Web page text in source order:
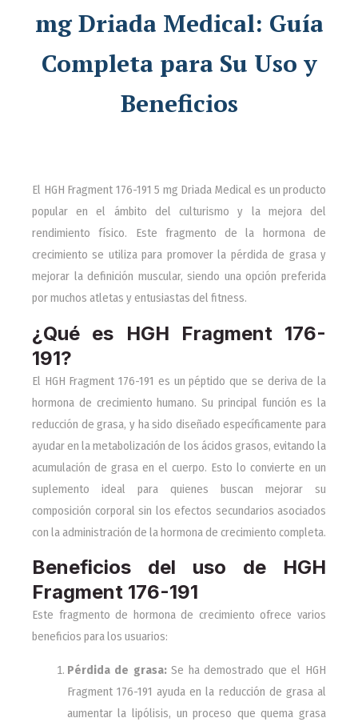
mg Driada Medical: Guía
Completa para Su Uso y
Beneficios
El HGH Fragment 176-191 5 mg Driada Medical es un producto
popular en el ámbito del culturismo y la mejora del
rendimiento físico. Este fragmento de la hormona de
crecimiento se utiliza para promover la pérdida de grasa y
mejorar la definición muscular, siendo una opción preferida
por muchos atletas y entusiastas del fitness.
¿Qué es HGH Fragment 176-
191?
El HGH Fragment 176-191 es un péptido que se deriva de la
hormona de crecimiento humano. Su principal función es la
reducción de grasa, y ha sido diseñado específicamente para
ayudar en la metabolización de los ácidos grasos, evitando la
acumulación de grasa en el cuerpo. Esto lo convierte en un
suplemento ideal para quienes buscan mejorar su
composición corporal sin los efectos secundarios asociados
con la administración de la hormona de crecimiento completa.
Beneficios del uso de HGH
Fragment 176-191
Este fragmento de hormona de crecimiento ofrece varios
beneficios para los usuarios:
Pérdida de grasa:Se ha demostrado que el HGH
Fragment 176-191 ayuda en la reducción de grasa al
aumentar la lipólisis, un proceso que quema grasa